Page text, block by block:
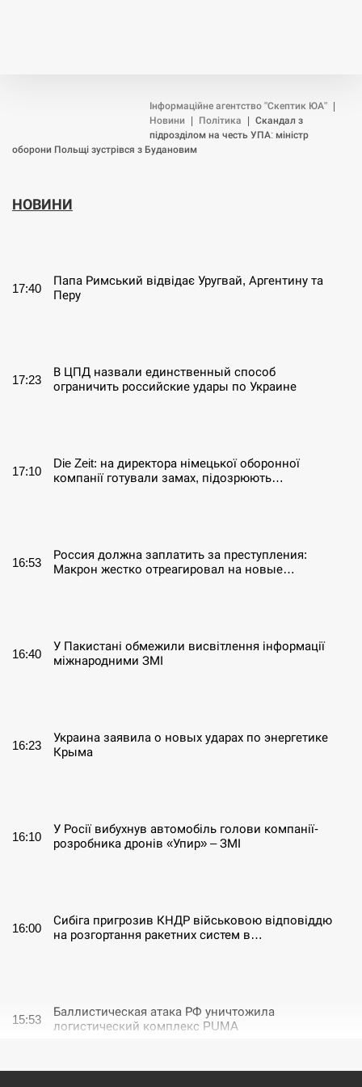
Інформаційне агентство "Скептик ЮА"
Новини
Політика
Скандал з
підрозділом на честь УПА: міністр
оборони Польщі зустрівся з Будановим
НОВИНИ
17:40
Папа Римський відвідає Уругвай, Аргентину та
Перу
17:23
В ЦПД назвали единственный способ
ограничить российские удары по Украине
17:10
Die Zeit: на директора німецької оборонної
компанії готували замах, підозрюють…
16:53
Россия должна заплатить за преступления:
Макрон жестко отреагировал на новые…
16:40
У Пакистані обмежили висвітлення інформації
міжнародними ЗМІ
16:23
Украина заявила о новых ударах по энергетике
Крыма
16:10
У Росії вибухнув автомобіль голови компанії-
розробника дронів «Упир» – ЗМІ
16:00
Сибіга пригрозив КНДР військовою відповіддю
на розгортання ракетних систем в…
15:53
Баллистическая атака РФ уничтожила
логистический комплекс PUMA